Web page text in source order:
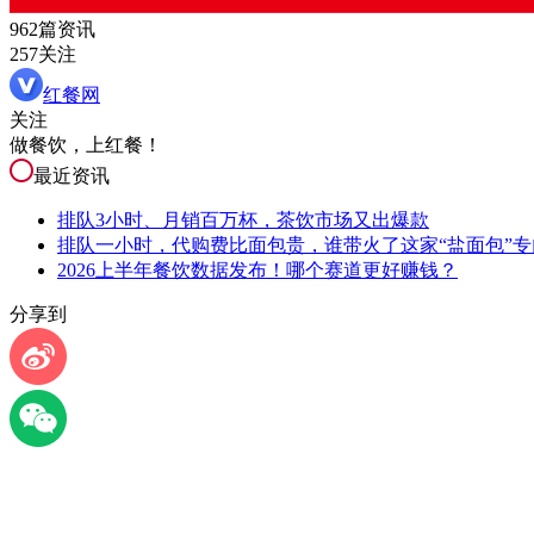
962篇资讯
257关注
红餐网
关注
做餐饮，上红餐！
最近资讯
排队3小时、月销百万杯，茶饮市场又出爆款
排队一小时，代购费比面包贵，谁带火了这家“盐面包”
2026上半年餐饮数据发布！哪个赛道更好赚钱？
分享到